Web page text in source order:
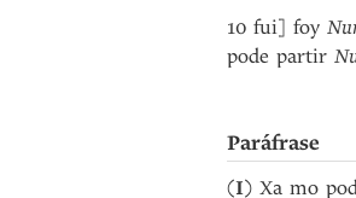
10 fui] foy
pode partir
Paráfrase
(I) Xa mo